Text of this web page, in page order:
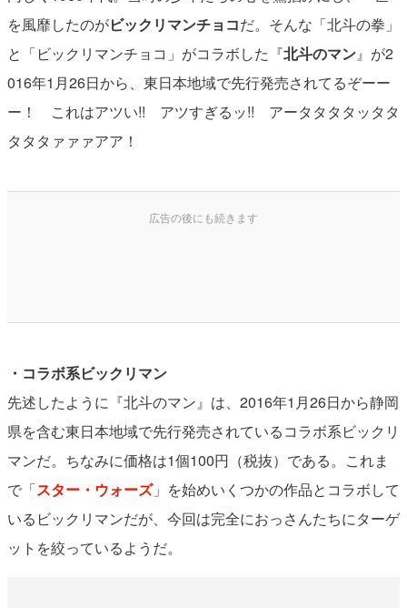
を風靡したのがビックリマンチョコだ。そんな「北斗の拳」
と「ビックリマンチョコ」がコラボした『北斗のマン』が2
016年1月26日から、東日本地域で先行発売されてるぞーー
ー！ これはアツい!! アツすぎるッ!! アータタタタッタタ
タタタァァァアア！
・コラボ系ビックリマン
先述したように『北斗のマン』は、2016年1月26日から静岡
県を含む東日本地域で先行発売されているコラボ系ビックリ
マンだ。ちなみに価格は1個100円（税抜）である。これま
で「スター・ウォーズ」を始めいくつかの作品とコラボして
いるビックリマンだが、今回は完全におっさんたちにターゲ
ットを絞っているようだ。